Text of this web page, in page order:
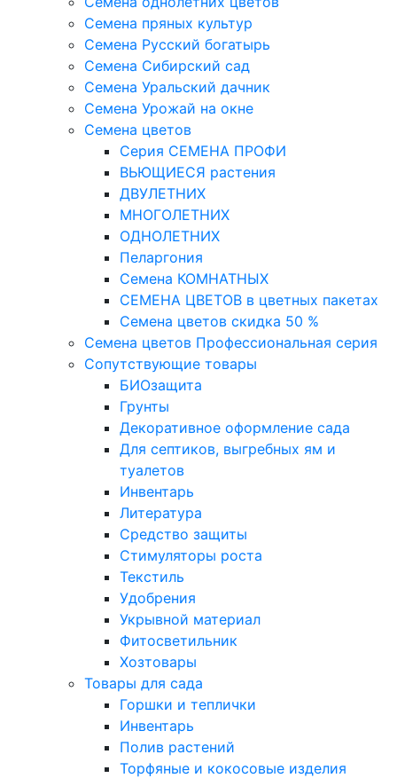
Семена пряных культур
Семена Русский богатырь
Семена Сибирский сад
Семена Уральский дачник
Семена Урожай на окне
Семена цветов
Cерия CЕМЕНА ПРОФИ
ВЬЮЩИЕСЯ растения
ДВУЛЕТНИХ
МНОГОЛЕТНИХ
ОДНОЛЕТНИХ
Пеларгония
Семена КОМНАТНЫХ
СЕМЕНА ЦВЕТОВ в цветных пакетах
Семена цветов скидка 50 %
Семена цветов Профессиональная серия
Сопутствующие товары
БИОзащита
Грунты
Декоративное оформление сада
Для септиков, выгребных ям и
туалетов
Инвентарь
Литература
Средство защиты
Стимуляторы роста
Текстиль
Удобрения
Укрывной материал
Фитосветильник
Хозтовары
Товары для сада
Горшки и теплички
Инвентарь
Полив растений
Торфяные и кокосовые изделия